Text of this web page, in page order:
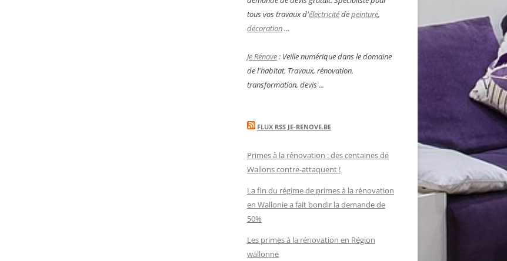
tous vos travaux d'électricitédepeinture,
décoration...
Je Rénove: Veille numérique dans le domaine
de l'habitat. Travaux, rénovation,
transformation, devis ...
FLUX RSS JE-RENOVE.BE
Primes à la rénovation : des centaines de
Wallons contre-attaquent !
La fin du régime de primes à la rénovation
en Wallonie a fait bondir la demande de
50%
Les primes à la rénovation en Région
wallonne